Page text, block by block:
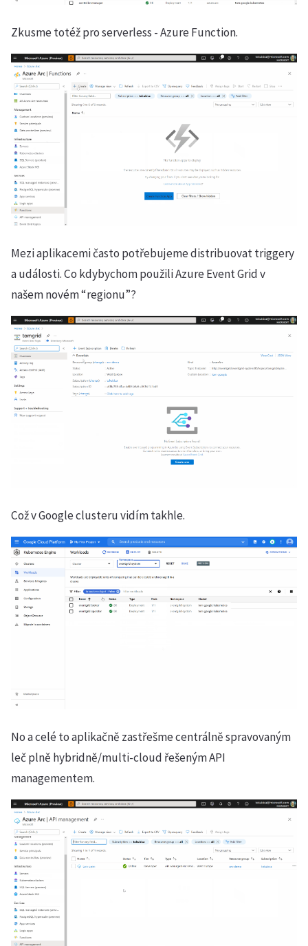
Zkusme totéž pro serverless - Azure Function.
Mezi aplikacemi často potřebujeme distribuovat triggery
a události. Co kdybychom použili Azure Event Grid v
našem novém “regionu”?
Což v Google clusteru vidím takhle.
No a celé to aplikačně zastřešme centrálně spravovaným
leč plně hybridně/multi-cloud řešeným API
managementem.